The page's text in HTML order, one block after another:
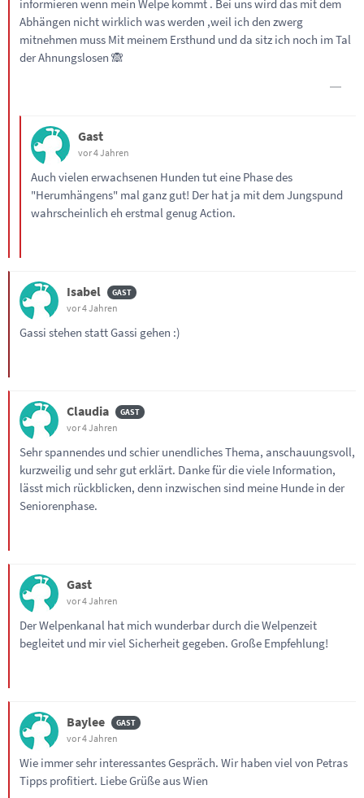
informieren wenn mein Welpe kommt . Bei uns wird das mit dem
Abhängen nicht wirklich was werden ,weil ich den zwerg
mitnehmen muss Mit meinem Ersthund und da sitz ich noch im Tal
der Ahnungslosen 🙈
Gast
vor 4 Jahren
Auch vielen erwachsenen Hunden tut eine Phase des
"Herumhängens" mal ganz gut! Der hat ja mit dem Jungspund
wahrscheinlich eh erstmal genug Action.
Isabel
vor 4 Jahren
Gassi stehen statt Gassi gehen :)
Claudia
vor 4 Jahren
Sehr spannendes und schier unendliches Thema, anschauungsvoll,
kurzweilig und sehr gut erklärt. Danke für die viele Information,
lässt mich rückblicken, denn inzwischen sind meine Hunde in der
Seniorenphase.
Gast
vor 4 Jahren
Der Welpenkanal hat mich wunderbar durch die Welpenzeit
begleitet und mir viel Sicherheit gegeben. Große Empfehlung!
Baylee
vor 4 Jahren
Wie immer sehr interessantes Gespräch. Wir haben viel von Petras
Tipps profitiert. Liebe Grüße aus Wien